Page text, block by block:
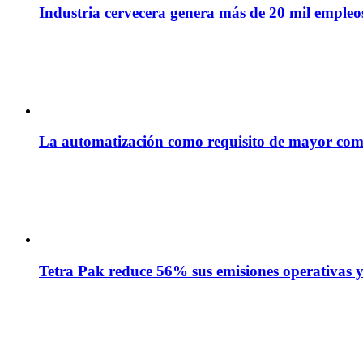
Industria cervecera genera más de 20 mil
La automatización como requisito de mayor
Tetra Pak reduce 56% sus emisiones operativas